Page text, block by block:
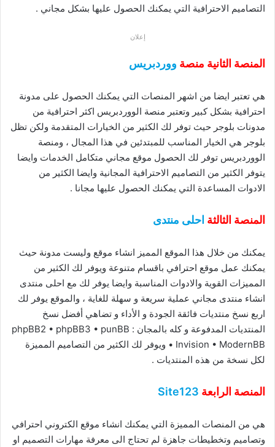
التصاميم الاحترافية التي يمكنك الحصول عليها بشكل مجاني .
إعلان
المنصة الثانية منصة ووردبريس
هي تعتبر ايضا من اشهر المنصات التي يمكنك الحصول على مدونة
احترافية بشكل كبير وتعتبر منصة الووردبريس اكثر احترافية من
مدونات بلوجر حيث توفر لك الكثير من الخيارات المتقدمة ولكن تظل
بلوجر هي الخيار المناسب للمبتدئين في هذا المجال ، ومنصة
الووردبريس توفر لك الحصول موقع مجاني متكامل الخدمات وايضا
يتوفر الكثير من التصاميم الاحترافية المجانية وايضا الكثير من
الادوات المساعدة التي يمكنك الحصول عليها مجانا .
المنصة الثالثة احلى منتدى
يمكنك من خلال هذا الموقع المميز انشاء موقع وليست مدونة حيث
يمكنك عمل موقع احترافي باقسام متنوعة ويوفر لك الكثير من
المميزات القوية والادوات المناسبة وايضا يوفر لك مع احلى منتدى
انشاء منتدى مجاني عملية سريعة و سهلة للغاية ، والموقع يوفر لك
اربع نسخ منتديات فائقة الجودة و الأداء و تضاهي أفضل نسخ
المنتديات المدفوعة و كله بالمجان : phpBB2 • phpBB3 • punBB
• Invision • ModernBB ويوفر لك الكثير من التصاميم المميزة
لكل نسخة من هذه المنتديات .
المنصة الرابعة Site123
هي من المنصات المميزة التي يمكنك انشاء موقع الكتروني احترافي
وتصاميم وتخطيطات جاهزة لم تحتاج الى معرفة مهارات التصميم او